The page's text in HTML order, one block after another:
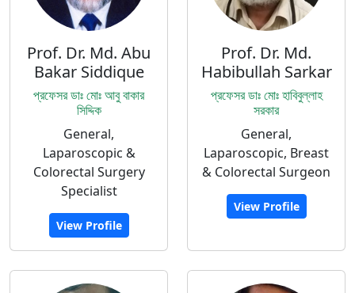
Prof. Dr. Md. Abu
Bakar Siddique
প্রফেসর ডাঃ মোঃ আবু বাকার
সিদ্দিক
General,
Laparoscopic &
Colorectal Surgery
Specialist
View Profile
Prof. Dr. Md.
Habibullah Sarkar
প্রফেসর ডাঃ মোঃ হাবিবুল্লাহ
সরকার
General,
Laparoscopic, Breast
& Colorectal Surgeon
View Profile